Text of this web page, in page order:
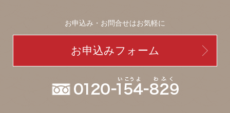
お申込み・お問合せはお気軽に
お申込みフォーム